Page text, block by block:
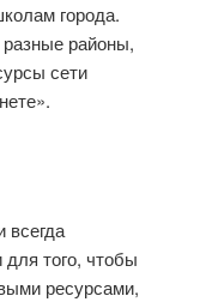
города.
районы,
сети
всегда
того, чтобы
ресурсами,